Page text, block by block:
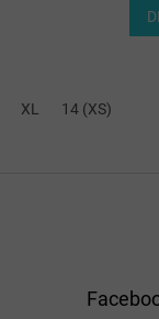
XL 14 (XS)